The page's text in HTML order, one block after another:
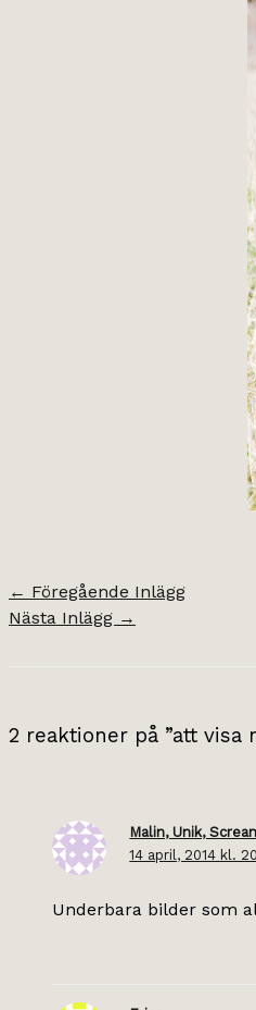
← Föregående Inlägg
Nästa Inlägg →
2 reaktioner på ”att visa
Malin, Unik,
14 april, 2014 kl.
Underbara bilder som